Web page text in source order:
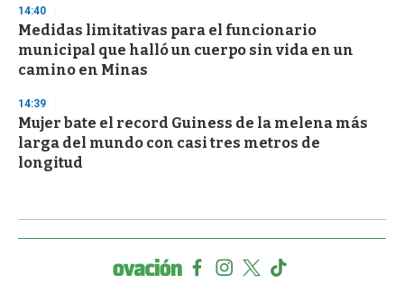
14:40
Medidas limitativas para el funcionario
municipal que halló un cuerpo sin vida en un
camino en Minas
14:39
Mujer bate el record Guiness de la melena más
larga del mundo con casi tres metros de
longitud